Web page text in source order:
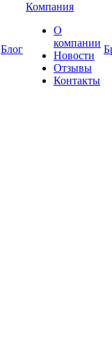
Блог
Компания
О
компании
Новости
Отзывы
Контакты